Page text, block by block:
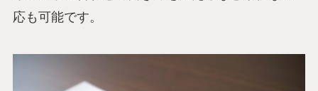
応も可能です。